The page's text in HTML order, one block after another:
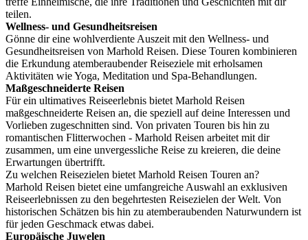
teilen.
Wellness- und Gesundheitsreisen
Gönne dir eine wohlverdiente Auszeit mit den Wellness- und
Gesundheitsreisen von Marhold Reisen. Diese Touren kombinieren
die Erkundung atemberaubender Reiseziele mit erholsamen
Aktivitäten wie Yoga, Meditation und Spa-Behandlungen.
Maßgeschneiderte Reisen
Für ein ultimatives Reiseerlebnis bietet Marhold Reisen
maßgeschneiderte Reisen an, die speziell auf deine Interessen und
Vorlieben zugeschnitten sind. Von privaten Touren bis hin zu
romantischen Flitterwochen - Marhold Reisen arbeitet mit dir
zusammen, um eine unvergessliche Reise zu kreieren, die deine
Erwartungen übertrifft.
Zu welchen Reisezielen bietet Marhold Reisen Touren an?
Marhold Reisen bietet eine umfangreiche Auswahl an exklusiven
Reiseerlebnissen zu den begehrtesten Reisezielen der Welt. Von
historischen Schätzen bis hin zu atemberaubenden Naturwundern ist
für jeden Geschmack etwas dabei.
Europäische Juwelen